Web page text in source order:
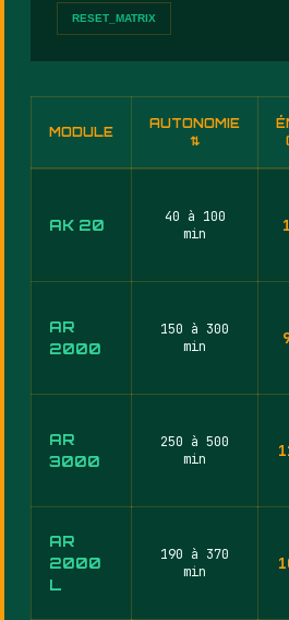
RESET_MATRIX
MODULE
AUTONOMIE
⇅
AK 20
40 à 100
min
AR
2000
150 à 300
min
AR
3000
250 à 500
min
AR
2000
L
190 à 370
min